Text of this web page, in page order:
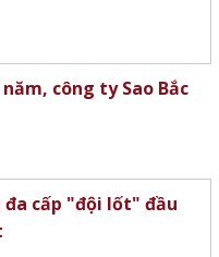
công ty Sao Bắc
cấp "đội lốt" đầu